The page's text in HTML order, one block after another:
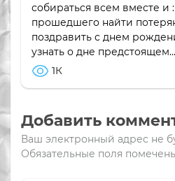
собираться всем вместе и
прошедшего найти
поздравить с днем
узнать о дне предстоящем...
1К
Добавить
Ваш электронный адрес не
Обязательные поля